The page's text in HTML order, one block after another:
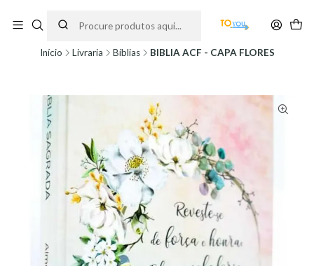
partir do dia 11 de Agosto, às 10H.
Início Livraria Bíblias BÍBLIA ACF - CAPA FLORES